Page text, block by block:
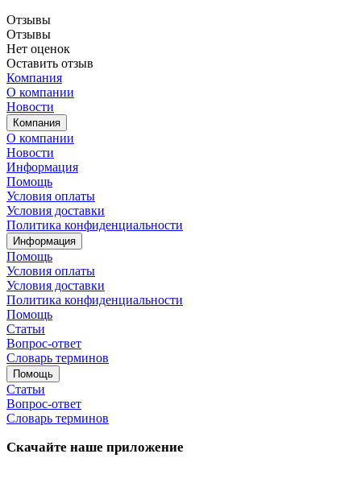
Отзывы
Отзывы
Нет оценок
Оставить отзыв
Компания
О компании
Новости
Компания
О компании
Новости
Информация
Помощь
Условия оплаты
Условия доставки
Политика конфиденциальности
Информация
Помощь
Условия оплаты
Условия доставки
Политика конфиденциальности
Помощь
Статьи
Вопрос-ответ
Словарь терминов
Помощь
Статьи
Вопрос-ответ
Словарь терминов
Скачайте наше приложение